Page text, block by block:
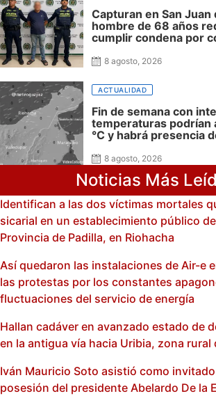
Capturan en San Juan
hombre de 68 años
cumplir condena por
8 agosto, 2026
ACTUALIDAD
Fin de semana con
temperaturas podrían
°C y habrá presencia
8 agosto, 2026
Noticias Más
Identifican a las dos víctimas mortales
sicarial en un establecimiento público
Provincia de Padilla, en Riohacha
Así quedaron las instalaciones de Air-e
las protestas por los constantes
fluctuaciones del servicio de energía
Hallan cadáver en avanzado estado de
en la antigua vía hacia Uribia, zona rural
Iván Mauricio Soto asistió como
posesión del presidente Abelardo De la